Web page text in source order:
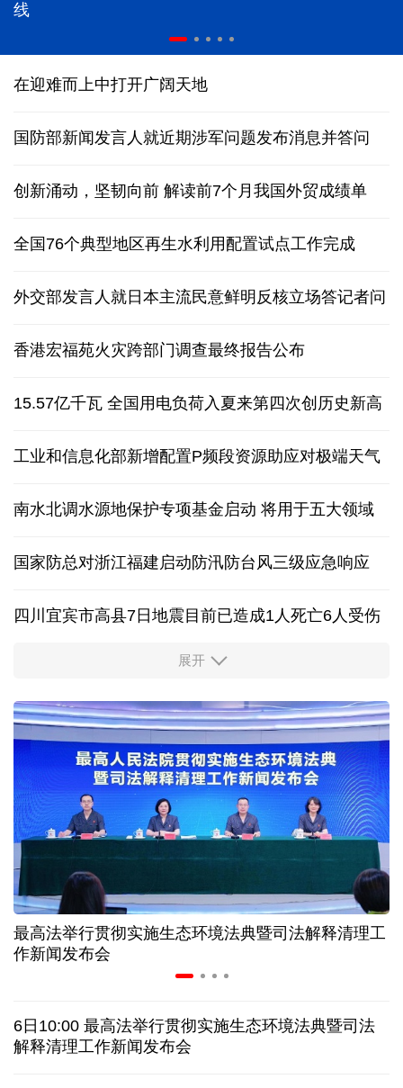
线
在迎难而上中打开广阔天地
国防部新闻发言人就近期涉军问题发布消息并答问
创新涌动，坚韧向前 解读前7个月我国外贸成绩单
全国76个典型地区再生水利用配置试点工作完成
外交部发言人就日本主流民意鲜明反核立场答记者问
香港宏福苑火灾跨部门调查最终报告公布
15.57亿千瓦 全国用电负荷入夏来第四次创历史新高
工业和信息化部新增配置P频段资源助应对极端天气
南水北调水源地保护专项基金启动 将用于五大领域
国家防总对浙江福建启动防汛防台风三级应急响应
四川宜宾市高县7日地震目前已造成1人死亡6人受伤
四个关键词解读中国经济韧性
球票撬动全城消费 赛事经济如何将"流量"变"增量"
第五届数贸会将首设Token专区 探索算力贸易新路径
北京：非京籍家庭购房社保个税缴纳年限下调为一年
近346亿元 广东电网交出上半年投资建设亮眼答卷
31省份上半年外贸成绩单出炉 见证产业提质跃迁
俄黑客称获取北约直接参与袭击俄领土的书面证据
展开
最高法举行贯彻实施生态环境法典暨司法解释清理工
作新闻发布会
6日10:00 最高法举行贯彻实施生态环境法典暨司法
解释清理工作新闻发布会